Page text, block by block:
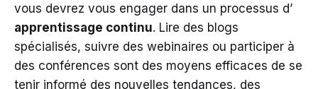
vous devrez vous engager dans un processus d’
apprentissage continu. Lire des blogs
spécialisés, suivre des webinaires ou participer à
des conférences sont des moyens efficaces de se
tenir informé des nouvelles tendances, des